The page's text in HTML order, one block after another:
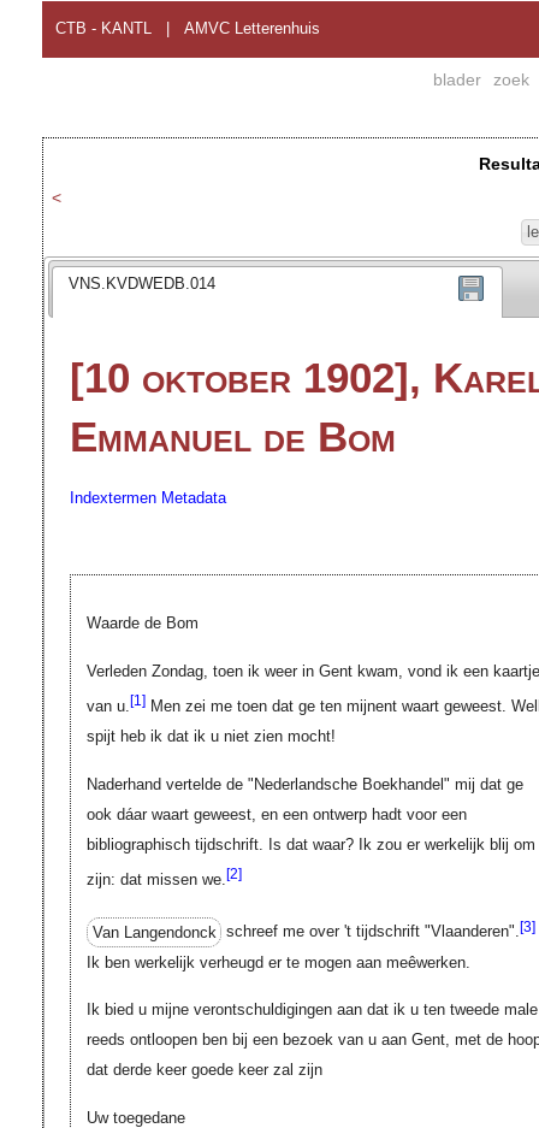
CTB - KANTL AMVC Letterenhuis
blader zoek
<
VNS.KVDWEDB.014
[10 oktober 1902],
Emmanuel de Bom
Indextermen Metadata
Waarde de Bom
Verleden Zondag, toen ik weer in Gent kwam, vond ik een kaartje
van u.[1]Men zei me toen dat ge ten mijnent waart geweest.
spijt heb ik dat ik u niet zien mocht!
Naderhand vertelde de "Nederlandsche Boekhandel" mij dat ge
ook dáar waart geweest, en een ontwerp hadt voor een
bibliographisch tijdschrift. Is dat waar? Ik zou er werkelijk blij om
zijn: dat missen we. [2]
Van Langendonck schreef me over 't tijdschrift "Vlaanderen".[3]
Ik ben werkelijk verheugd er te mogen aan meêwerken.
Ik bied u mijne verontschuldigingen aan dat ik u ten tweede male
reeds ontloopen ben bij een bezoek van u aan Gent, met de
dat derde keer goede keer zal zijn
Uw toegedane